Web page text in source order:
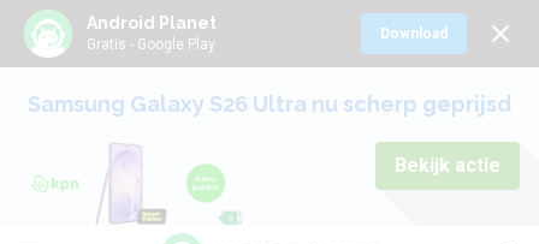
Android Planet
Gratis - Google Play
Download
Samsung Galaxy S26 Ultra nu scherp geprijsd
Bekijk actie